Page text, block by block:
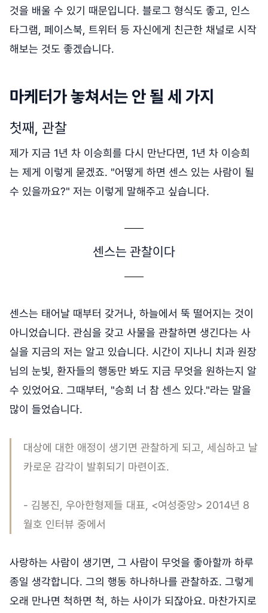
것을 배울 수 있기 때문입니다. 블로그 형식도 좋고, 인스
타그램, 페이스북, 트위터 등 자신에게 친근한 채널로 시작
해보는 것도 좋겠습니다.
마케터가 놓쳐서는 안 될 세 가지
첫째, 관찰
제가 지금 1년 차 이승희를 다시 만난다면, 1년 차 이승희
는 제게 이렇게 묻겠죠. "어떻게 하면 센스 있는 사람이 될
수 있을까요?" 저는 이렇게 말해주고 싶습니다.
센스는 관찰이다
센스는 태어날 때부터 갖거나, 하늘에서 뚝 떨어지는 것이
아니었습니다. 관심을 갖고 사물을 관찰하면 생긴다는 사
실을 지금의 저는 알고 있습니다. 시간이 지나니 치과 원장
님의 눈빛, 환자들의 행동만 봐도 지금 무엇을 원하는지 알
수 있었어요. 그때부터, "승희 너 참 센스 있다."라는 말을
많이 들었습니다.
대상에 대한 애정이 생기면 관찰하게 되고, 세심하고 날
카로운 감각이 발휘되기 마련이죠.
- 김봉진, 우아한형제들 대표, <여성중앙> 2014년 8
월호 인터뷰 중에서
사랑하는 사람이 생기면, 그 사람이 무엇을 좋아할까 하루
종일 생각합니다. 그의 행동 하나하나를 관찰하죠. 그렇게
오래 만나면 척하면 척, 하는 사이가 되잖아요. 마찬가지로